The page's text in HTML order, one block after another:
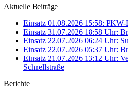
Aktuelle Beiträge
Einsatz 01.08.2026 15:58: PKW-
Einsatz 31.07.2026 18:58 Uhr:
Einsatz 22.07.2026 06:24 Uhr:
Einsatz 22.07.2026 05:37 Uhr:
Einsatz 21.07.2026 13:12 Uhr:
Schnellstraße
Berichte